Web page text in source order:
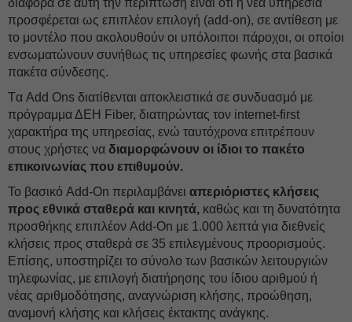
διαφορά σε αυτή την περίπτωση είναι ότι η νέα υπηρεσία
προσφέρεται ως επιπλέον επιλογή (add-on), σε αντίθεση με
το μοντέλο που ακολουθούν οι υπόλοιποι πάροχοι, οι οποίοι
ενσωματώνουν συνήθως τις υπηρεσίες φωνής στα βασικά
πακέτα σύνδεσης.
Tα Add Ons διατίθενται αποκλειστικά σε συνδυασμό με
πρόγραμμα ΔΕH Fiber, διατηρώντας τον internet-first
χαρακτήρα της υπηρεσίας, ενώ ταυτόχρονα επιτρέπουν
στους χρήστες να διαμορφώνουν οι ίδιοι το πακέτο
επικοινωνίας που επιθυμούν.
Το βασικό Add-On περιλαμβάνει απεριόριστες κλήσεις
προς εθνικά σταθερά και κινητά, καθώς και τη δυνατότητα
προσθήκης επιπλέον Add-On με 1.000 λεπτά για διεθνείς
κλήσεις προς σταθερά σε 35 επιλεγμένους προορισμούς.
Επίσης, υποστηρίζει το σύνολο των βασικών λειτουργιών
τηλεφωνίας, με επιλογή διατήρησης του ίδιου αριθμού ή
νέας αριθμοδότησης, αναγνώριση κλήσης, προώθηση,
αναμονή κλήσης και κλήσεις έκτακτης ανάγκης.